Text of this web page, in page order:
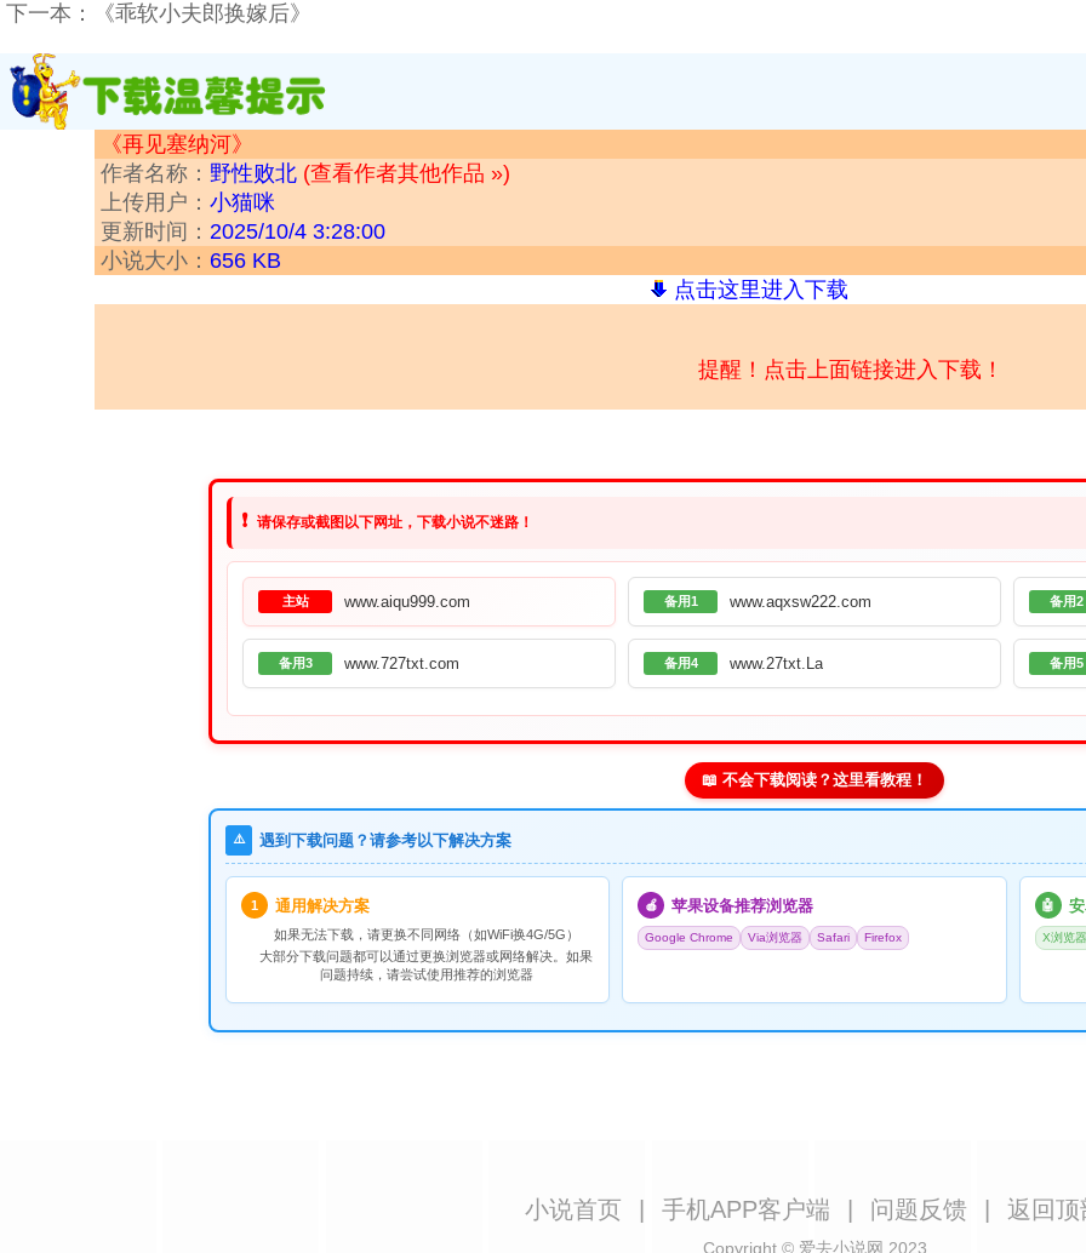
下一本：
《乖软小夫郎换嫁后》
《再见塞纳河》
作者名称： 野性败北 (查看作者其他作品 »)
上传用户： 小猫咪
更新时间： 2025/10/4 3:28:00
小说大小： 656 KB
点击这里进入下载
提醒！点击上面链接进入下载！
❗ 请保存或截图以下网址，下载小说不迷路！
主站 www.aiqu999.com 备用1 www.aqxsw222.com 备用2
备用3 www.727txt.com 备用4 www.27txt.La 备用5
📖 不会下载阅读？这里看教程！
⚠️ 遇到下载问题？请参考以下解决方案
1 通用解决方案
如果无法下载，请更换不同网络（如WiFi换4G/5G）
大部分下载问题都可以通过更换浏览器或网络解决。如果
问题持续，请尝试使用推荐的浏览器
🍎 苹果设备推荐浏览器
Google Chrome Via浏览器 Safari Firefox
🤖
X浏览器
小说首页 手机APP客户端 问题反馈 返回顶
Copyright © 爱去小说网 2023